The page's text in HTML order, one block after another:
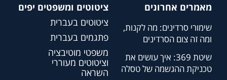
מאמרים אחרונים
שימורי סרדינים: מה לקנות,
ומה זה צום הסרדינים
שיטת 369: איך עושים את
טכניקת ההגשמה של טסלה
ציטוטים ומשפטים יפים
ציטוטים בעברית
פתגמים בעברית
משפטי מוטיבציה
וציטוטים מעוררי
השראה